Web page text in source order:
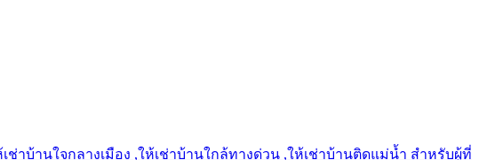
าบ้านใจกลางเมือง ,ให้เช่าบ้านใกล้ทางด่วน ,ให้เช่าบ้านติดแม่น้ำ สำหรับผู้ที่